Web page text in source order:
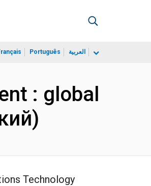
Português العربية
: global
Technology